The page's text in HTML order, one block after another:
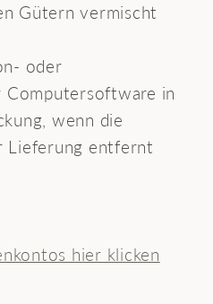
Gütern vermischt
oder
Computersoftware in
wenn die
Lieferung entfernt
hier klicken